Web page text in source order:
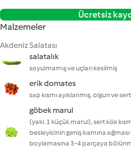
Ücretsiz
Malzemeler
Akdeniz Salatası
salatalık
soyulmamış ve uçları kesilmiş
erik domates
sap kısmı ayıklanmış, olgun ve
göbek marul
(yakl. 1 küçük marul), sert kök
besleyicinin geniş kısmına sığması
boylamasına 3-4 parçaya